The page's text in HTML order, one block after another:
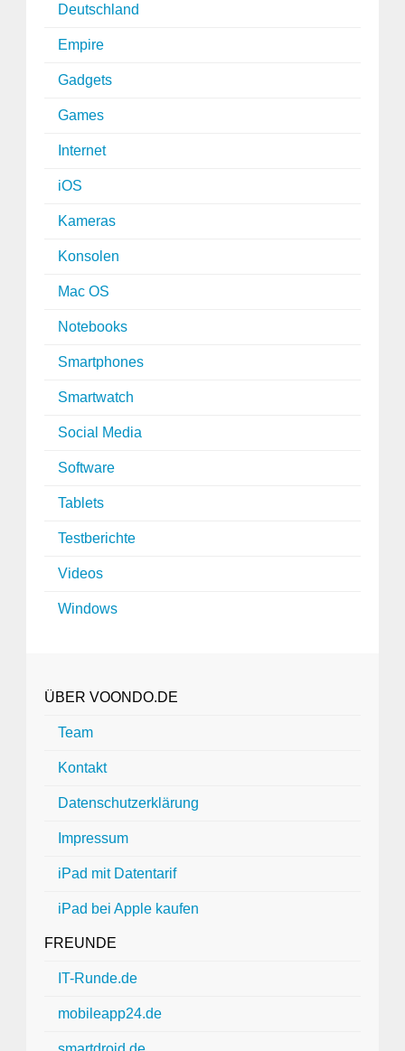
Deutschland
Empire
Gadgets
Games
Internet
iOS
Kameras
Konsolen
Mac OS
Notebooks
Smartphones
Smartwatch
Social Media
Software
Tablets
Testberichte
Videos
Windows
ÜBER VOONDO.DE
Team
Kontakt
Datenschutzerklärung
Impressum
iPad mit Datentarif
iPad bei Apple kaufen
FREUNDE
IT-Runde.de
mobileapp24.de